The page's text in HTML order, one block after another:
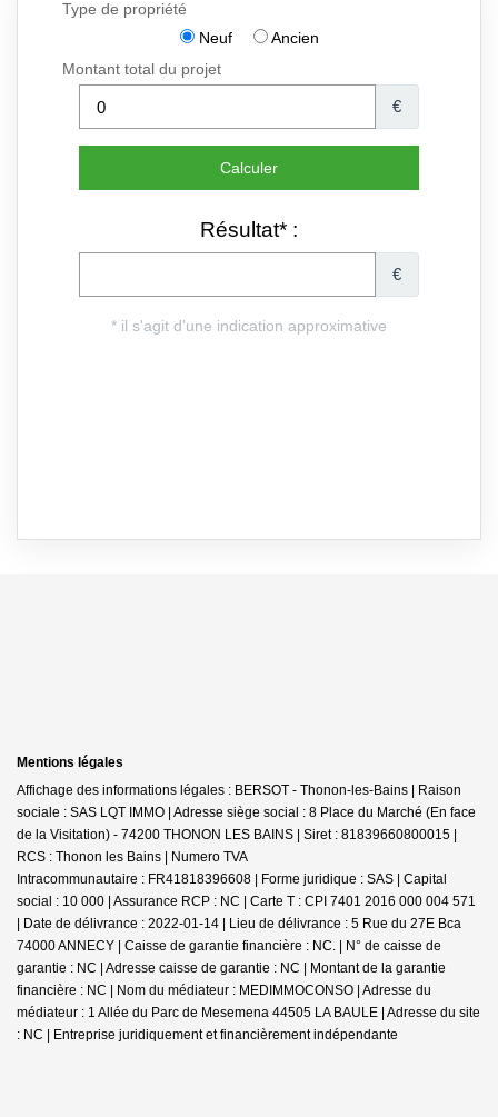
Mentions légales
Affichage des informations légales : BERSOT - Thonon-les-Bains | Raison
sociale : SAS LQT IMMO | Adresse siège social : 8 Place du Marché (En face
de la Visitation) - 74200 THONON LES BAINS | Siret : 81839660800015 |
RCS : Thonon les Bains | Numero TVA
Intracommunautaire : FR41818396608 | Forme juridique : SAS | Capital
social : 10 000 | Assurance RCP : NC | Carte T : CPI 7401 2016 000 004 571
| Date de délivrance : 2022-01-14 | Lieu de délivrance : 5 Rue du 27E Bca
74000 ANNECY | Caisse de garantie financière : NC. | N° de caisse de
garantie : NC | Adresse caisse de garantie : NC | Montant de la garantie
financière : NC | Nom du médiateur : MEDIMMOCONSO | Adresse du
médiateur : 1 Allée du Parc de Mesemena 44505 LA BAULE | Adresse du site
: NC | Entreprise juridiquement et financièrement indépendante